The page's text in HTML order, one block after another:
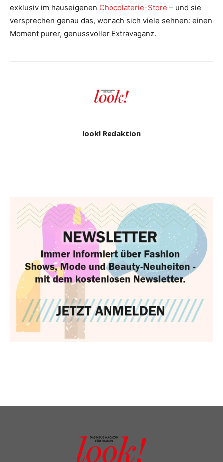
exklusiv im hauseigenen Chocolaterie-Store – und sie
versprechen genau das, wonach sich viele sehnen: einen
Moment purer, genussvoller Extravaganz.
look! Redaktion